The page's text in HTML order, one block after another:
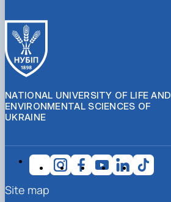
NATIONAL UNIVERSITY OF LIFE AND
ENVIRONMENTAL SCIENCES OF
UKRAINE
Site map